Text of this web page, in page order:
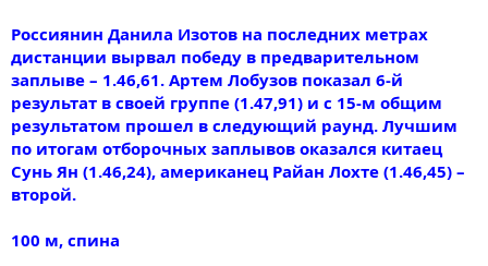
Россиянин Данила Изотов на последних метрах
дистанции вырвал победу в предварительном
заплыве – 1.46,61. Артем Лобузов показал 6-й
результат в своей группе (1.47,91) и с 15-м общим
результатом прошел в следующий раунд. Лучшим
по итогам отборочных заплывов оказался китаец
Сунь Ян (1.46,24), американец Райан Лохте (1.46,45) –
второй.
100 м, спина